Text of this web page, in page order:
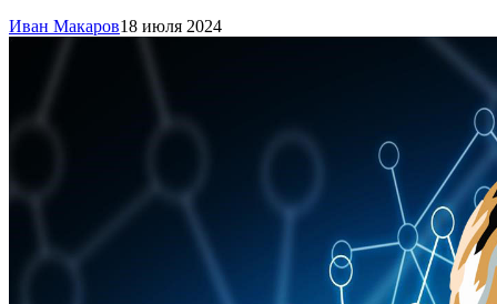
Иван Макаров18 июля 2024